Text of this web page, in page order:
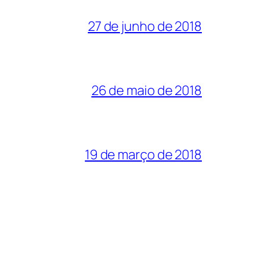
27 de junho de 2018
26 de maio de 2018
19 de março de 2018